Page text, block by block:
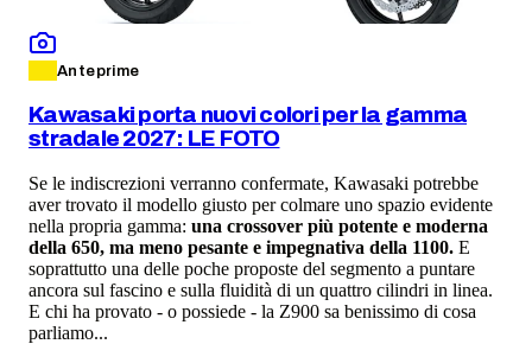
Anteprime
Kawasaki porta nuovi colori per la gamma
stradale 2027: LE FOTO
Se le indiscrezioni verranno confermate, Kawasaki potrebbe
aver trovato il modello giusto per colmare uno spazio evidente
nella propria gamma: una crossover più potente e moderna
della 650, ma meno pesante e impegnativa della 1100. E
soprattutto una delle poche proposte del segmento a puntare
ancora sul fascino e sulla fluidità di un quattro cilindri in linea.
E chi ha provato - o possiede - la Z900 sa benissimo di cosa
parliamo...